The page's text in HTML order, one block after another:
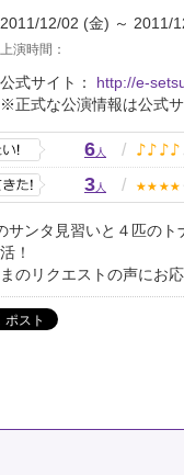
2011/12/02 (金) ～ 2011/
上演時間：
公式サイト： http://e-
※正式な公演情報は公式サ
6人 / ♪ ♪ ♪ ♪
3人 / ★ ★ ★ ★
サンタ見習いと４匹の
！
のリクエストの声にお